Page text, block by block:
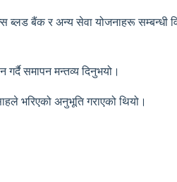
ब्लड बैंक र अन्य सेवा योजनाहरू सम्बन्धी
गर्दै समापन मन्तव्य दिनुभयो।
भरिएको अनुभूति गराएको थियो।